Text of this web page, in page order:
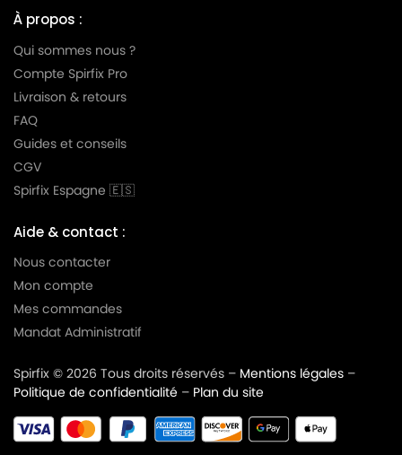
PHILIPS
PHILIPS
PHILIPS EXPRESSION - FC8606
PHILIPS
PHILIPS EXPRESSION - FC8607
PHILIPS
PHILIPS
PHILIPS
PHILIPS EXPRESSION - FC8610
PHILIPS
PHILIPS EXPRESSION - FC8611
PHILIPS
PHILIPS EXPRESSION - FC8612
PHILIPS
PHILIPS EXPRESSION - FC8614
PHILIPS
PHILIPS EXPRESSION - FC8615
PHILIPS
PHILIPS EXPRESSION - FC8616
PHILIPS
PHILIPS EXPRESSION - FC8617
À propos :
Qui sommes nous ?
Compte Spirfix Pro
Livraison & retours
FAQ
Guides et conseils
CGV
Spirfix Espagne 🇪🇸
Aide & contact :
Nous contacter
Mon compte
Mes commandes
Mandat Administratif
Spirfix © 2026 Tous droits réservés – Mentions légales –
Politique de confidentialité – Plan du site